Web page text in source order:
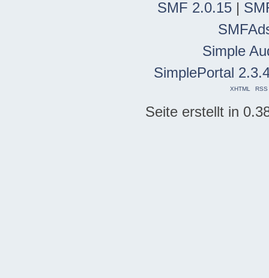
SMF 2.0.15 |
Simple
SimplePortal
XHTML RSS
Seite erstellt in